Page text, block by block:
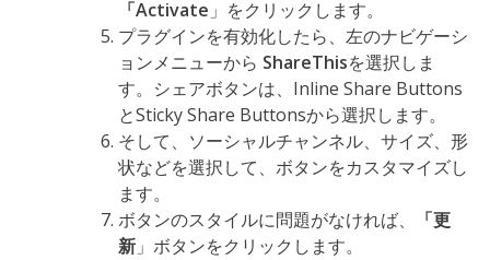
「Activate 」をクリックします。
プラグインを有効化したら、左のナビゲーシ
ョンメニューから ShareThisを選択しま
す。シェアボタンは、Inline Share Buttons
とSticky Share Buttonsから選択します。
そして、ソーシャルチャンネル、サイズ、形
状などを選択して、ボタンをカスタマイズし
ます。
ボタンのスタイルに問題がなければ、
「更
新 」ボタンをクリックします。